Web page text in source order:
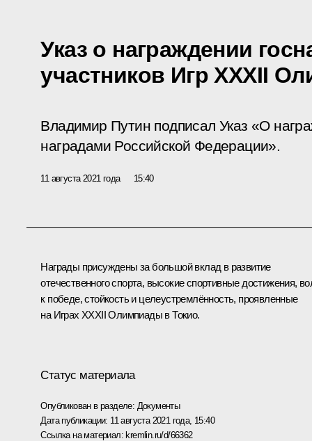
Указ о награждении
участников Игр XXXII
Владимир Путин подписал Указ «О
наградами Российской Федерации».
11 августа 2021 года 15:40
Награды присуждены за большой вклад в развитие
отечественного спорта, высокие спортивные достижения,
к победе, стойкость и целеустремлённость, проявленные
на Играх XXXII Олимпиады в Токио.
Статус материала
Опубликован в разделе: Документы
Дата публикации: 11 августа 2021 года, 15:40
Ссылка на материал: kremlin.ru/d/66362